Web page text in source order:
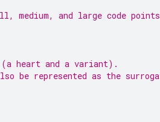
medium, and large code
heart and a variant).
be represented as the